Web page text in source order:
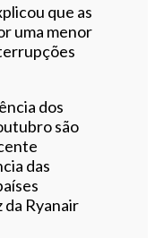
que as
uma menor
dos
são
das
Ryanair